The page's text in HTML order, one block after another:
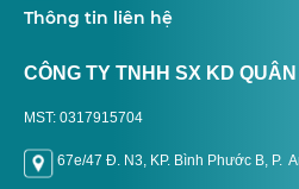
Thông tin liên hệ
CÔNG TY TNHH SX KD QUÂN
MST: 0317915704
67e/47 Đ. N3, KP. Bình Phước B, P.